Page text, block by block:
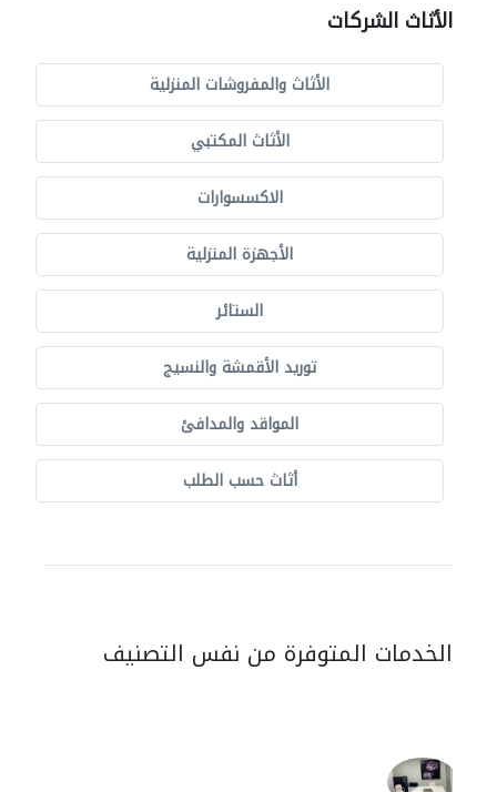
الأثاث الشركات
الأثاث والمفروشات المنزلية
الأثاث المكتبي
الاكسسوارات
الأجهزة المنزلية
الستائر
توريد الأقمشة والنسيج
المواقد والمدافئ
أثاث حسب الطلب
الخدمات المتوفرة من نفس التصنيف